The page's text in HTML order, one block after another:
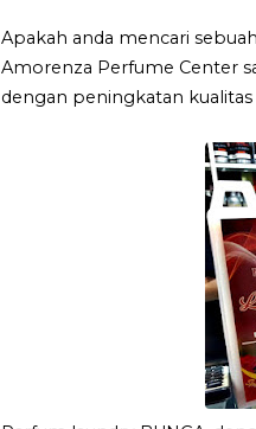
Apakah anda mencari sebuah
Amorenza Perfume Center
dengan peningkatan